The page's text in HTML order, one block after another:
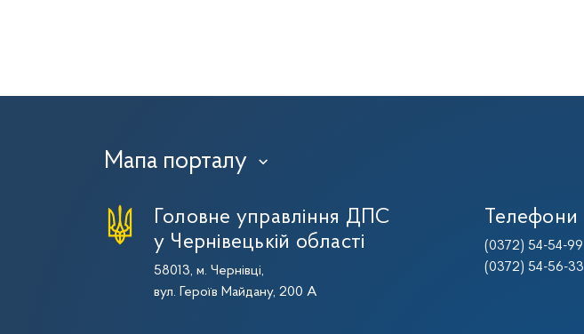
Мапа порталу ›
Головне управління ДПС
у Чернівецькій області
58013, м. Чернівці,
вул. Героїв Майдану, 200 А
Телефони
(0372) 54-54-99
(0372) 54-56-33